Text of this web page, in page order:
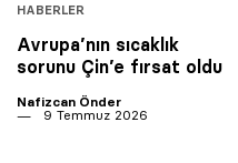
HABERLER
Avrupa’nın sıcaklık
sorunu Çin’e fırsat oldu
Nafizcan Önder
9 Temmuz 2026